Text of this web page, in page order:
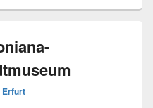
Erfurt